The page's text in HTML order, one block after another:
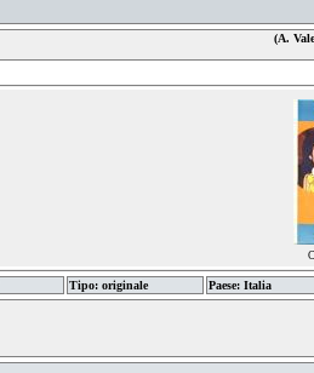
(A.
Tipo: originale
Paese: Italia